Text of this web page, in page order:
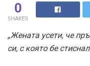
0
SHARES
„Жената усети, че
си, с която бе